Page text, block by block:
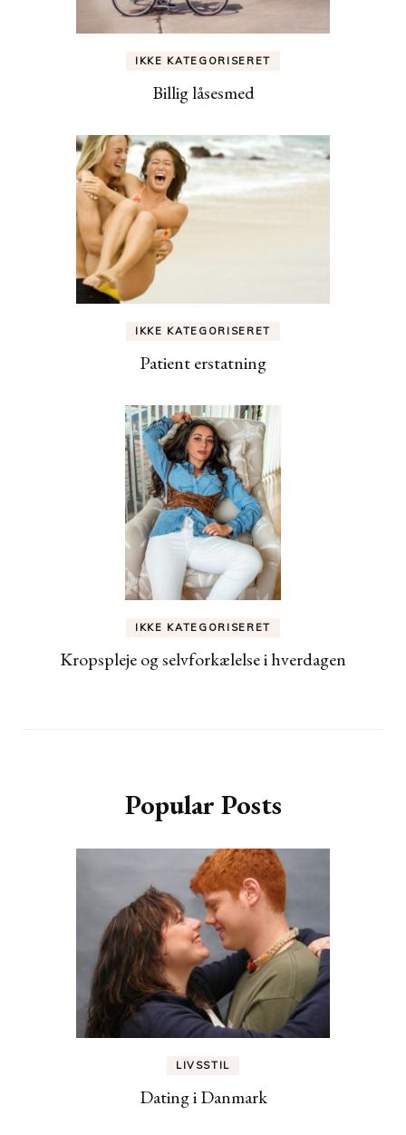
IKKE KATEGORISERET
Billig låsesmed
IKKE KATEGORISERET
Patient erstatning
IKKE KATEGORISERET
Kropspleje og selvforkælelse i hverdagen
Popular Posts
LIVSSTIL
Dating i Danmark